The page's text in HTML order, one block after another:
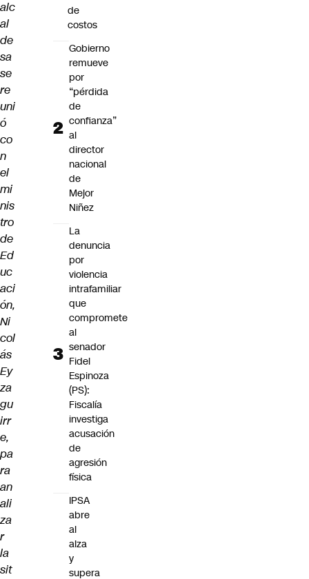
alc
al
de
sa
se
re
uni
ó
co
n
el
mi
nis
tro
de
Ed
uc
aci
ón,
Ni
col
ás
Ey
za
gu
irr
e,
pa
ra
an
ali
za
r
la
sit
de
costos
Gobierno
remueve
por
“pérdida
de
confianza”
al
director
nacional
de
Mejor
Niñez
La
denuncia
por
violencia
intrafamiliar
que
compromete
al
senador
Fidel
Espinoza
(PS):
Fiscalía
investiga
acusación
de
agresión
física
IPSA
abre
al
alza
y
supera